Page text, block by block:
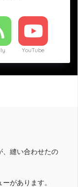
YouTube
縫い合わせたの
ーがあります。